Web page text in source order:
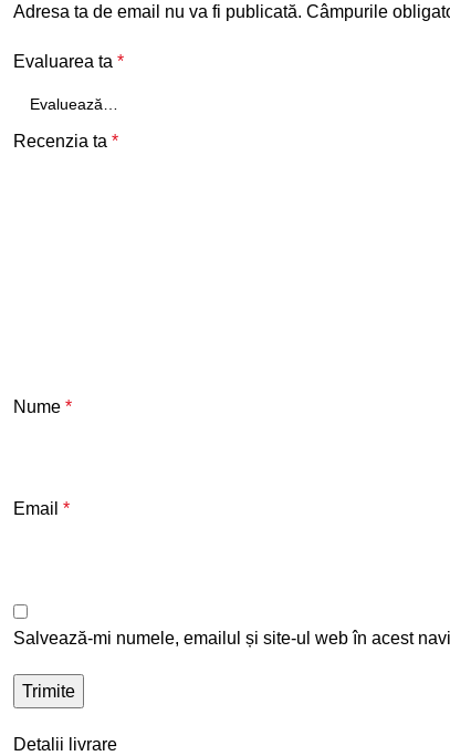
Adresa ta de email nu va fi publicată. Câmpurile
Evaluarea ta *
Recenzia ta *
Nume *
Email *
Salvează-mi numele, emailul și site-ul web în acest
Detalii livrare